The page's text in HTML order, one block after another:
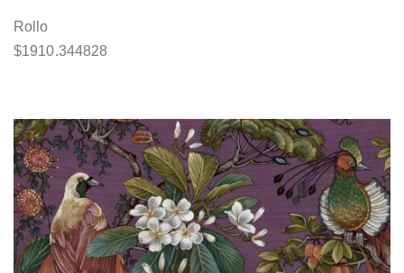
Rollo
$1910.344828